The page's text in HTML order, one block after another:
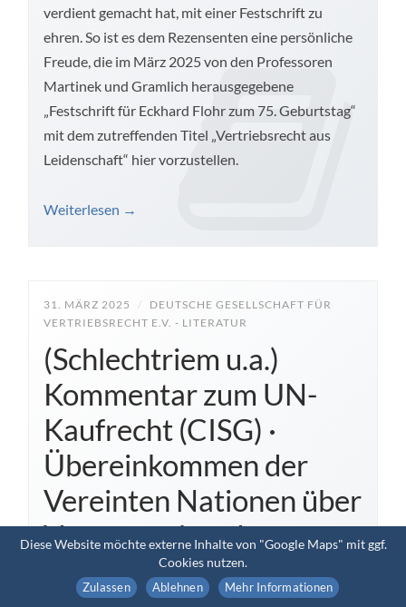
verdient gemacht hat, mit einer Festschrift zu
ehren. So ist es dem Rezensenten eine persönliche
Freude, die im März 2025 von den Professoren
Martinek und Gramlich herausgegebene
„Festschrift für Eckhard Flohr zum 75. Geburtstag“
mit dem zutreffenden Titel „Vertriebsrecht aus
Leidenschaft“ hier vorzustellen.
Weiterlesen →
31. MÄRZ 2025 /
DEUTSCHE GESELLSCHAFT FÜR
VERTRIEBSRECHT E.V. - LITERATUR
(Schlechtriem u.a.)
Kommentar zum UN-
Kaufrecht (CISG) ·
Übereinkommen der
Vereinten Nationen über
Verträge über den
internationalen
Diese Website möchte externe Inhalte von "Google Maps" mit ggf.
Cookies nutzen.
Zulassen Ablehnen Mehr Informationen